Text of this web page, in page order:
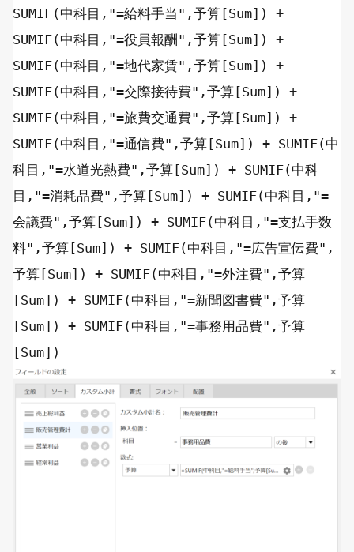
SUMIF(中科目, "=給料手当" ,予算[Sum]) +
SUMIF(中科目, "=役員報酬" ,予算[Sum]) +
SUMIF(中科目, "=地代家賃" ,予算[Sum]) +
SUMIF(中科目, "=交際接待費" ,予算[Sum]) +
SUMIF(中科目, "=旅費交通費" ,予算[Sum]) +
SUMIF(中科目, "=通信費" ,予算[Sum]) + SUMIF(中
科目, "=水道光熱費" ,予算[Sum]) + SUMIF(中科
目, "=消耗品費" ,予算[Sum]) + SUMIF(中科目, "=
会議費" ,予算[Sum]) + SUMIF(中科目, "=支払手数
料" ,予算[Sum]) + SUMIF(中科目, "=広告宣伝費" ,
予算[Sum]) + SUMIF(中科目, "=外注費" ,予算
[Sum]) + SUMIF(中科目, "=新聞図書費" ,予算
[Sum]) + SUMIF(中科目, "=事務用品費" ,予算
[Sum])